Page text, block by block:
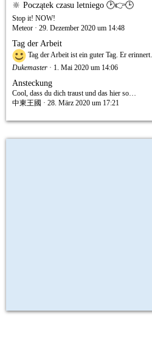
🔆 Początek czasu letniego 🕑👉🕒
Stop it! NOW!
Meteor
29. Dezember 2020 um 14:48
Tag der Arbeit
Tag der Arbeit ist ein guter Tag. Er
Dukemaster
1. Mai 2020 um 14:06
Ansteckung
Cool, dass du dich traust und das hier so…
中東王國
28. März 2020 um 17:21